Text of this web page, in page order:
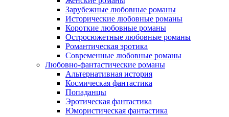
Зарубежные любовные романы
Исторические любовные романы
Короткие любовные романы
Остросюжетные любовные романы
Романтическая эротика
Современные любовные романы
Любовно-фантастические романы
Альтернативная история
Космическая фантастика
Попаданцы
Эротическая фантастика
Юмористическая фантастика